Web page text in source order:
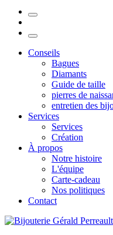
Conseils
Bagues
Diamants
Guide de taille
pierres de
entretien des
Services
Services
Création
À propos
Notre histoire
L'équipe
Carte-cadeau
Nos politiques
Contact